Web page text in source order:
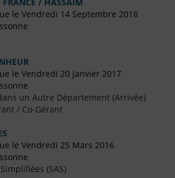
le Vendredi 14 Septembre 2018
le Vendredi 20 Janvier 2017
un Autre Département (Arrivée)
/ Co-Gérant
le Vendredi 25 Mars 2016
(SAS)